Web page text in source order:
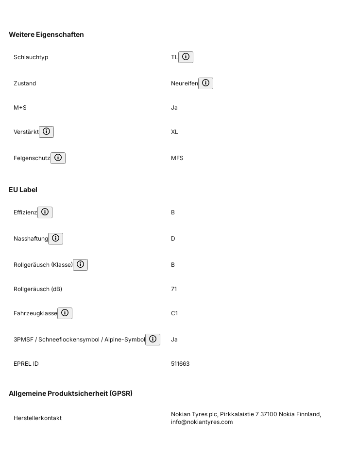
Weitere Eigenschaften
Schlauchtyp TL
Zustand Neureifen
M+S Ja
Verstärkt XL
Felgenschutz MFS
EU Label
Effizienz B
Nasshaftung D
Rollgeräusch (Klasse) B
Rollgeräusch (dB) 71
Fahrzeugklasse C1
3PMSF / Schneeflockensymbol / Alpine-Symbol Ja
EPREL ID 511663
Allgemeine Produktsicherheit (GPSR)
Herstellerkontakt
Nokian Tyres plc, Pirkkalaistie 7 37100 Nokia Finnland,
info@nokiantyres.com